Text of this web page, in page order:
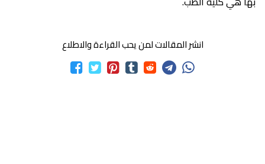
انشر المقالات لمن يحب القراءة والاطلاع